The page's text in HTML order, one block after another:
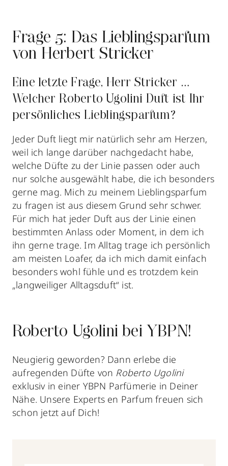
Frage 5: Das Lieblingsparfum
von Herbert Stricker
Eine letzte Frage, Herr Stricker …
Welcher Roberto Ugolini Duft ist Ihr
persönliches Lieblingsparfum?
Jeder Duft liegt mir natürlich sehr am Herzen,
weil ich lange darüber nachgedacht habe,
welche Düfte zu der Linie passen oder auch
nur solche ausgewählt habe, die ich besonders
gerne mag. Mich zu meinem Lieblingsparfum
zu fragen ist aus diesem Grund sehr schwer.
Für mich hat jeder Duft aus der Linie einen
bestimmten Anlass oder Moment, in dem ich
ihn gerne trage. Im Alltag trage ich persönlich
am meisten Loafer, da ich mich damit einfach
besonders wohl fühle und es trotzdem kein
„langweiliger Alltagsduft“ ist.
Roberto Ugolini bei YBPN!
Neugierig geworden? Dann erlebe die
aufregenden Düfte von Roberto Ugolini
exklusiv in einer YBPN Parfümerie in Deiner
Nähe. Unsere Experts en Parfum freuen sich
schon jetzt auf Dich!